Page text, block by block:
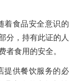
着食品安全意识的
分，持有此证的人
者食用的安全。
提供餐饮服务的必